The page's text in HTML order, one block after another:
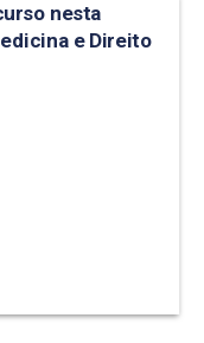
nesta
e Direito